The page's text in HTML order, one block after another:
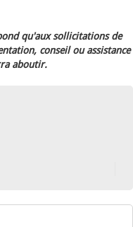
qu'aux sollicitations de
conseil ou assistance
aboutir.